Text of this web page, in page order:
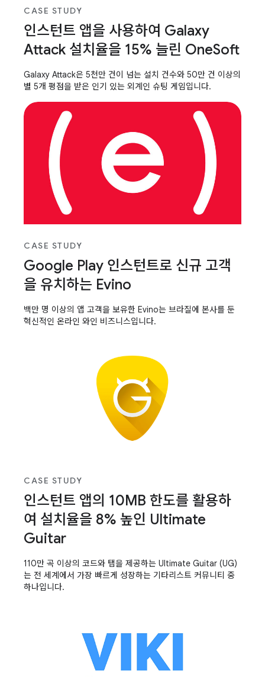
CASE STUDY
인스턴트 앱을 사용하여 Galaxy
Attack 설치율을 15% 늘린 OneSoft
Galaxy Attack은 5천만 건이 넘는 설치 건수와 50만 건 이상의
별 5개 평점을 받은 인기 있는 외계인 슈팅 게임입니다.
CASE STUDY
Google Play 인스턴트로 신규 고객
을 유치하는 Evino
백만 명 이상의 앱 고객을 보유한 Evino는 브라질에 본사를 둔
혁신적인 온라인 와인 비즈니스입니다.
CASE STUDY
인스턴트 앱의 10MB 한도를 활용하
여 설치율을 8% 높인 Ultimate
Guitar
110만 곡 이상의 코드와 탭을 제공하는 Ultimate Guitar (UG)
는 전 세계에서 가장 빠르게 성장하는 기타리스트 커뮤니티 중
하나입니다.